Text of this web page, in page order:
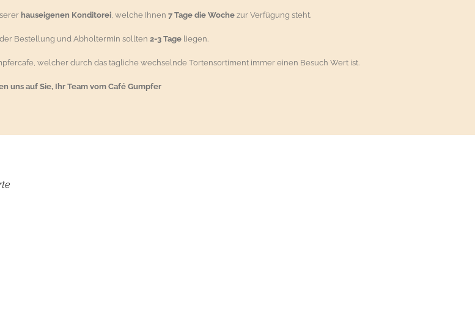
hauseigenen Konditorei , welche Ihnen 7 Tage die Woche zur Verfügung steht.
Bestellung und Abholtermin sollten 2-3 Tage liegen.
welcher durch das tägliche wechselnde Tortensortiment immer einen Besuch Wert ist.
uns auf Sie, Ihr Team vom Café Gumpfer